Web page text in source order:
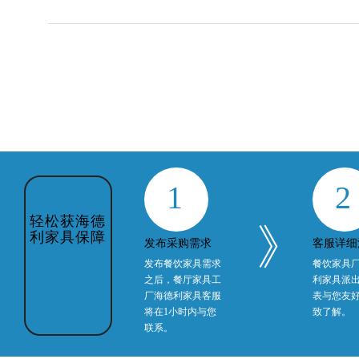
1
发布采购需求
发布餐饮家具需求
之后，餐厅家具工
厂海德利家具客服
将在1小时内与您
联系。
》
2
客服详
餐饮家具
利家具派
表与您友
致了解。